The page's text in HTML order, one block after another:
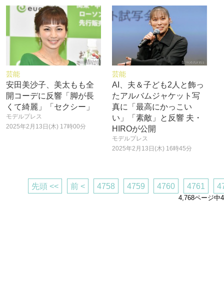
芸能
安田美沙子、美太もも全
開コーデに反響「脚が長
くて綺麗」「セクシー」
モデルプレス
2025年2月13日(木) 17時00分
芸能
AI、夫＆子ども2人と飾っ
たアルバムジャケット写
真に「最高にかっこい
い」「素敵」と反響 夫・
HIROが公開
モデルプレス
2025年2月13日(木) 16時45分
先頭 << 前 < 4758 4759 4760 4761
4,768ページ中